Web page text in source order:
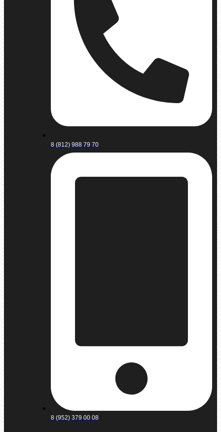
8 (812) 988 79 70
8 (952) 379 00 08